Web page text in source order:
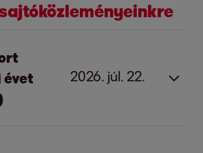
évet
2026. júl. 22.